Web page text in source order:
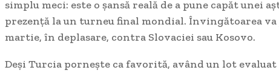
simplu meci: este o șansă reală de a pune capăt unei
prezență la un turneu final mondial. Învingătoarea va
martie, în deplasare, contra Slovaciei sau Kosovo.
Deși Turcia pornește ca favorită, având un lot evaluat